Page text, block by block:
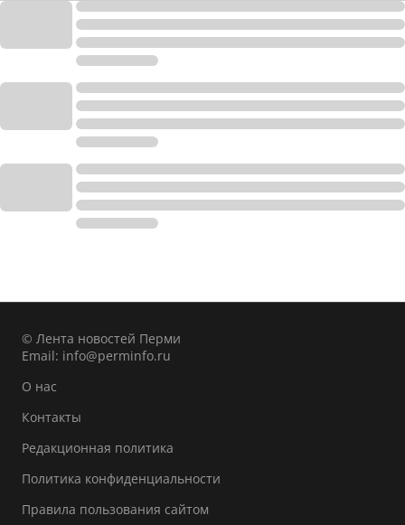
© Лента новостей Перми
Email: info@perminfo.ru
О нас
Контакты
Редакционная политика
Политика конфиденциальности
Правила пользования сайтом